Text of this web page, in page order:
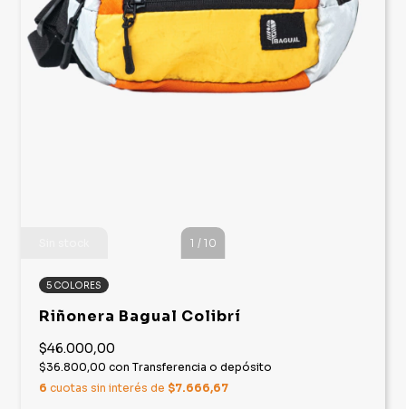
1 / 10
5 COLORES
Riñonera Bagual Colibrí
$46.000,00
$36.800,00 con Transferencia o depósito
6 cuotas sin interés de $7.666,67